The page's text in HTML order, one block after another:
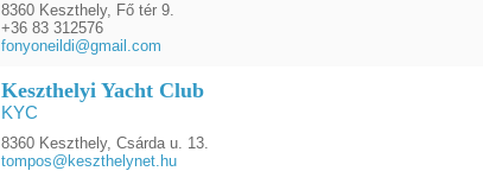
8360 Keszthely, Fő tér 9.
+36 83 312576
fonyoneildi@gmail.com
Keszthelyi Yacht Club
KYC
8360 Keszthely, Csárda u. 13.
tompos@keszthelynet.hu